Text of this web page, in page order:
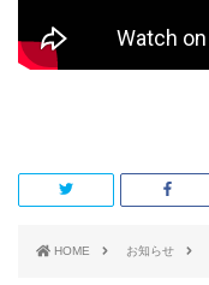
HOME お知らせ